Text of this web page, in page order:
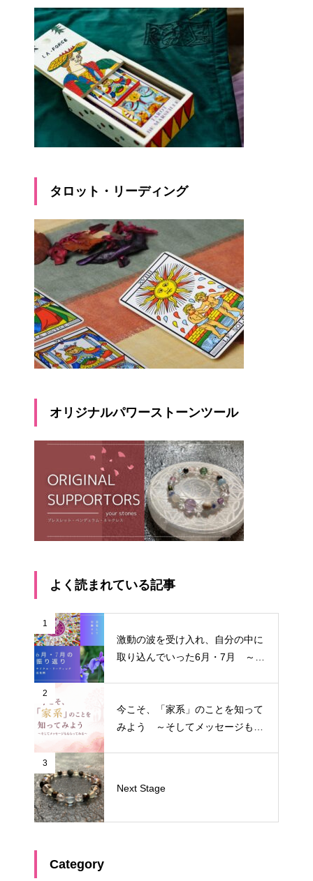
タロット・リーディング
オリジナルパワーストーンツール
よく読まれている記事
1
激動の波を受け入れ、自分の中に
取り込んでいった6月・7月 ～サ
2
今こそ、「家系」のことを知って
みよう ～そしてメッセージもも
3
Next Stage
Category